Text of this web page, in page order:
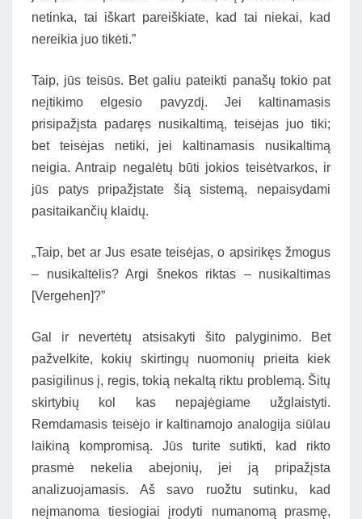
netinka, tai iškart pareiškiate, kad tai niekai, kad
nereikia juo tikėti.”
Taip, jūs teisūs. Bet galiu pateikti panašų tokio pat
neįtikimo elgesio pavyzdį. Jei kaltinamasis
prisipažįsta padaręs nusikaltimą, teisėjas juo tiki;
bet teisėjas netiki, jei kaltinamasis nusikaltimą
neigia. Antraip negalėtų būti jokios teisėtvarkos, ir
jūs patys pripažįstate šią sistemą, nepaisydami
pasitaikančių klaidų.
„Taip, bet ar Jus esate teisėjas, o apsirikęs žmogus
– nusikaltėlis? Argi šnekos riktas – nusikaltimas
[Vergehen]?”
Gal ir nevertėtų atsisakyti šito palyginimo. Bet
pažvelkite, kokių skirtingų nuomonių prieita kiek
pasigilinus į, regis, tokią nekaltą riktu problemą. Šitų
skirtybių kol kas nepajėgiame užglaistyti.
Remdamasis teisėjo ir kaltinamojo analogija siūlau
laikiną kompromisą. Jūs turite sutikti, kad rikto
prasmė nekelia abejonių, jei ją pripažįsta
analizuojamasis. Aš savo ruožtu sutinku, kad
neįmanoma tiesiogiai įrodyti numanomą prasmę,